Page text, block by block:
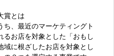
賞とは
、最近のマーケティングト
るお店を対象とした「おもし
に根ざしたお店を対象とし